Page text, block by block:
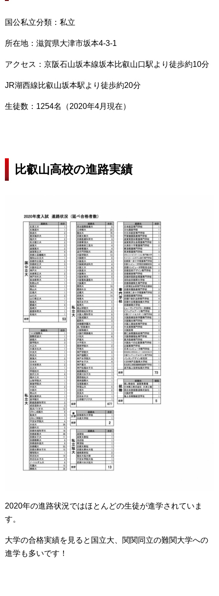
国公私立分類：私立
所在地：滋賀県大津市坂本4-3-1
アクセス：京阪石山坂本線坂本比叡山口駅より徒歩約10分
JR湖西線比叡山坂本駅より徒歩約20分
生徒数：1254名（2020年4月現在）
比叡山高校の進路実績
2020年の進路状況ではほとんどの生徒が進学されていま
す。
大学の合格実績を見ると国立大、関関同立の難関大学への
進学も多いです！